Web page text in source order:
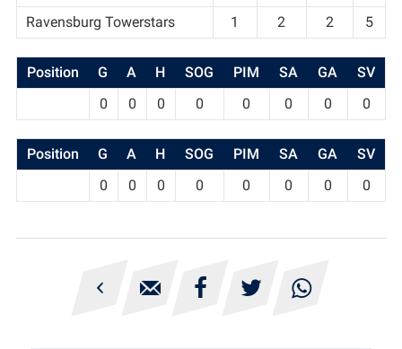
Ravensburg Towerstars
1 2 2 5
Position G A H SOG PIM SA GA
SV
0
0 0 0 0 0 0 0
Position G A H SOG PIM SA GA
SV
0
0 0 0 0 0 0 0
    